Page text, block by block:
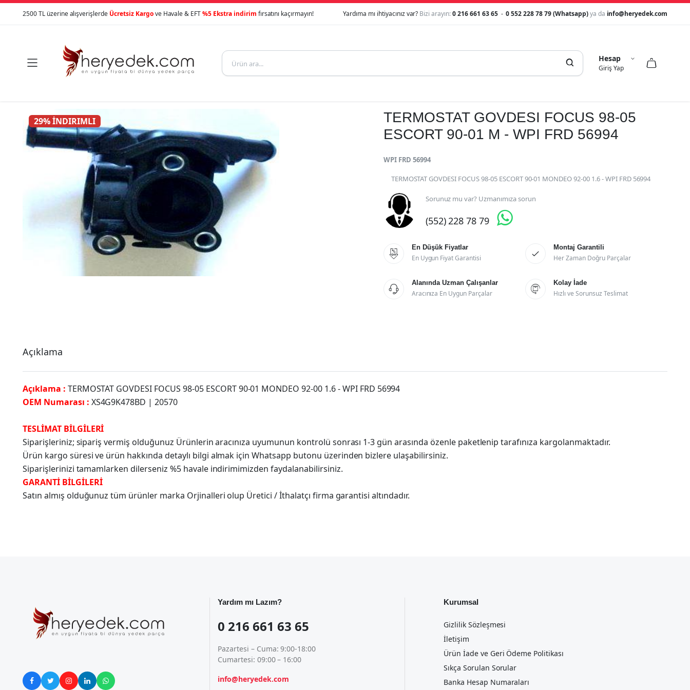
2500 TL üzerine alışverişlerde Ücretsiz Kargove Havale & EFT%5 Ekstra indirim fırsatını kaçırmayın! Yardıma mı ihtiyacınız var? Bizi arayın:0 216 661 63 65 -0 552 228 78 79 (Whatsapp)ya da info@heryedek.com
  Hesap
Giriş Yap
 
29% İNDIRIMLI
TERMOSTAT GOVDESI FOCUS 98-05
ESCORT 90-01 M - WPI FRD 56994
WPI FRD 56994
TERMOSTAT GOVDESI FOCUS 98-05 ESCORT 90-01 MONDEO 92-00 1.6 - WPI FRD 56994
Sorunuz mu var? Uzmanımıza sorun
(552) 228 78 79 

En Düşük Fiyatlar
En Uygun Fiyat Garantisi 
Montaj Garantili
Her Zaman Doğru Parçalar

Alanında Uzman Çalışanlar
Aracınıza En Uygun Parçalar 
Kolay İade
Hızlı ve Sorunsuz Teslimat
Açıklama
Açıklama : TERMOSTAT GOVDESI FOCUS 98-05 ESCORT 90-01 MONDEO 92-00 1.6 - WPI FRD 56994
OEM Numarası : XS4G9K478BD | 20570
TESLİMAT BİLGİLERİ
Siparişleriniz; sipariş vermiş olduğunuz Ürünlerin aracınıza uyumunun kontrolü sonrası 1-3 gün arasında özenle paketlenip tarafınıza kargolanmaktadır.
Ürün kargo süresi ve ürün hakkında detaylı bilgi almak için Whatsapp butonu üzerinden bizlere ulaşabilirsiniz.
Siparişlerinizi tamamlarken dilerseniz %5 havale indirimimizden faydalanabilirsiniz.
GARANTİ BİLGİLERİ
Satın almış olduğunuz tüm ürünler marka Orjinalleri olup Üretici / İthalatçı firma garantisi altındadır.
    
Yardım mı Lazım?
0 216 661 63 65
Pazartesi – Cuma: 9:00-18:00
Cumartesi: 09:00 – 16:00
info@heryedek.com
Kurumsal
Gizlilik Sözleşmesi
İletişim
Ürün İade ve Geri Ödeme Politikası
Sıkça Sorulan Sorular
Banka Hesap Numaraları